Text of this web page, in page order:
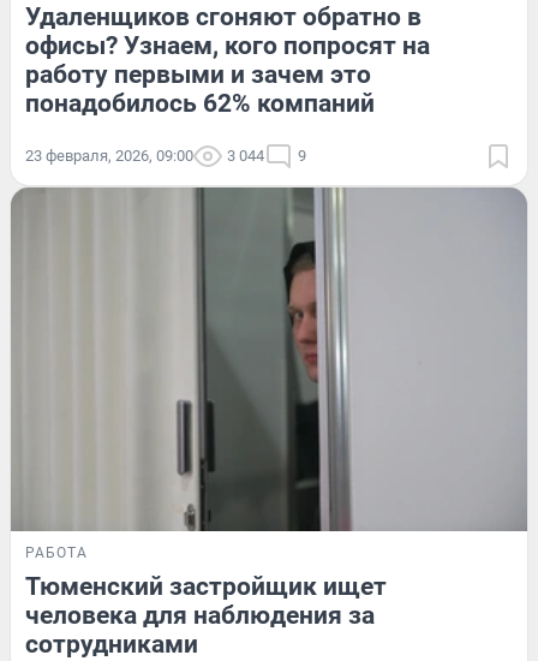
Удаленщиков сгоняют обратно в
офисы? Узнаем, кого попросят на
работу первыми и зачем это
понадобилось 62% компаний
23 февраля, 2026, 09:00 3 044 9
РАБОТА
Тюменский застройщик ищет
человека для наблюдения за
сотрудниками